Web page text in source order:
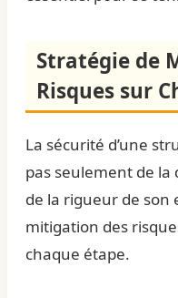
Stratégie de
Risques sur
La sécurité d’une
pas seulement de la
de la rigueur de son
mitigation des
chaque étape.